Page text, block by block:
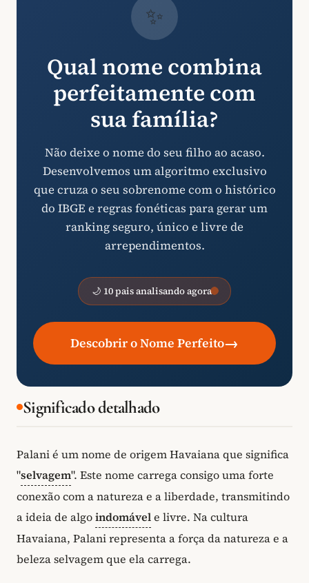
✨
Qual nome combina
perfeitamente com
sua família?
Não deixe o nome do seu filho ao acaso.
Desenvolvemos um algoritmo exclusivo
que cruza o seu sobrenome com o histórico
do IBGE e regras fonéticas para gerar um
ranking seguro, único e livre de
arrependimentos.
🌙 10 pais analisando agora
Descobrir o Nome Perfeito→
Significado detalhado
Palani é um nome de origem Havaiana que significa
"selvagem". Este nome carrega consigo uma forte
conexão com a natureza e a liberdade, transmitindo
a ideia de algoindomávele livre. Na cultura
Havaiana, Palani representa a força da natureza e a
beleza selvagem que ela carrega.